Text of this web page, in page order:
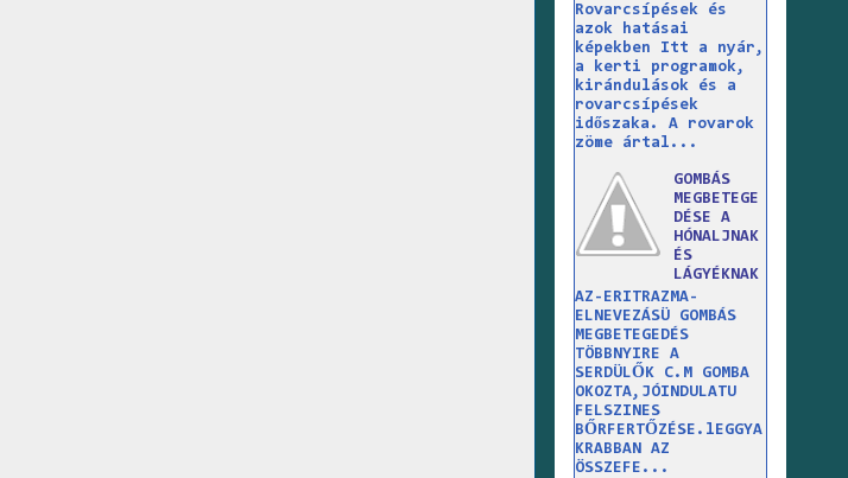
Rovarcsípések és
azok hatásai
képekben Itt a nyár,
a kerti programok,
kirándulások és a
rovarcsípések
időszaka. A rovarok
zöme ártal...
GOMBÁS
MEGBETEGE
DÉSE A
HÓNALJNAK
ÉS
LÁGYÉKNAK
AZ-ERITRAZMA-
ELNEVEZÁSÜ GOMBÁS
MEGBETEGEDÉS
TÖBBNYIRE A
SERDÜLŐK C.M GOMBA
OKOZTA,JÓINDULATU
FELSZINES
BŐRFERTŐZÉSE.lEGGYA
KRABBAN AZ
ÖSSZEFE...